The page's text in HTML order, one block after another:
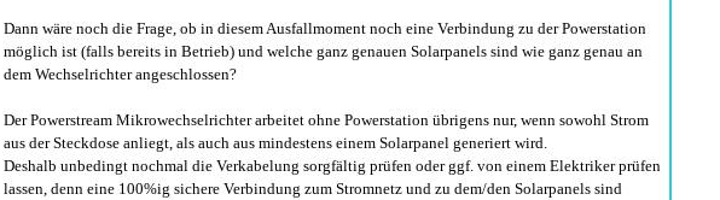
Dann wäre noch die Frage, ob in diesem Ausfallmoment noch eine Verbindung zu der Powerstation
möglich ist (falls bereits in Betrieb) und welche ganz genauen Solarpanels sind wie ganz genau an
dem Wechselrichter angeschlossen?
Der Powerstream Mikrowechselrichter arbeitet ohne Powerstation übrigens nur, wenn sowohl Strom
aus der Steckdose anliegt, als auch aus mindestens einem Solarpanel generiert wird.
Deshalb unbedingt nochmal die Verkabelung sorgfältig prüfen oder ggf. von einem Elektriker prüfen
lassen, denn eine 100%ig sichere Verbindung zum Stromnetz und zu dem/den Solarpanels sind